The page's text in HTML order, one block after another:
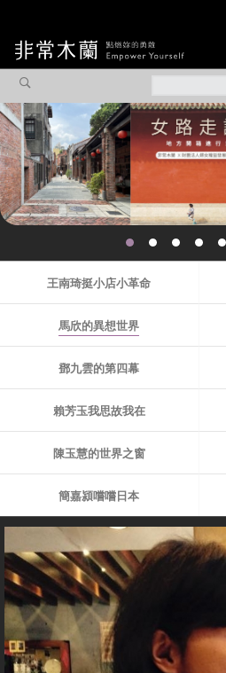
觀點專欄
焦點企劃
認識我們
你不知道的那些女
性故事...
王南琦挺小店小革命
馬欣的異想世界
鄧九雲的第四幕
賴芳玉我思故我在
陳玉慧的世界之窗
簡嘉潁嚐嚐日本